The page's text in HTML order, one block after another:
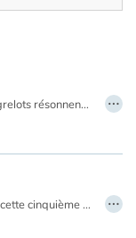
Quelques faibles tintements de grelots résonnent encore au loin, puis le silence envahit la pièce... Quenotte découvre alors un ours en peluche qui ne veut pas être un jouet et qui exige sa maman! Notre courageuse souris décide d'accompagner l'ourson pour la retrouver : une grande aventure les attend! Vous ne regarderez plus jamais les étoiles de la même façon... …
Nous retrouvons Quenotte dans cette cinquième aventure un peu particulière... C'est l'automne : du bruit, une plainte... et un épouvantail qui doit se faire brûler puisque les fermiers trouvent qu'il ne sert plus à rien. Comment la petite souris va-t-elle aider son nouvel ami ? …